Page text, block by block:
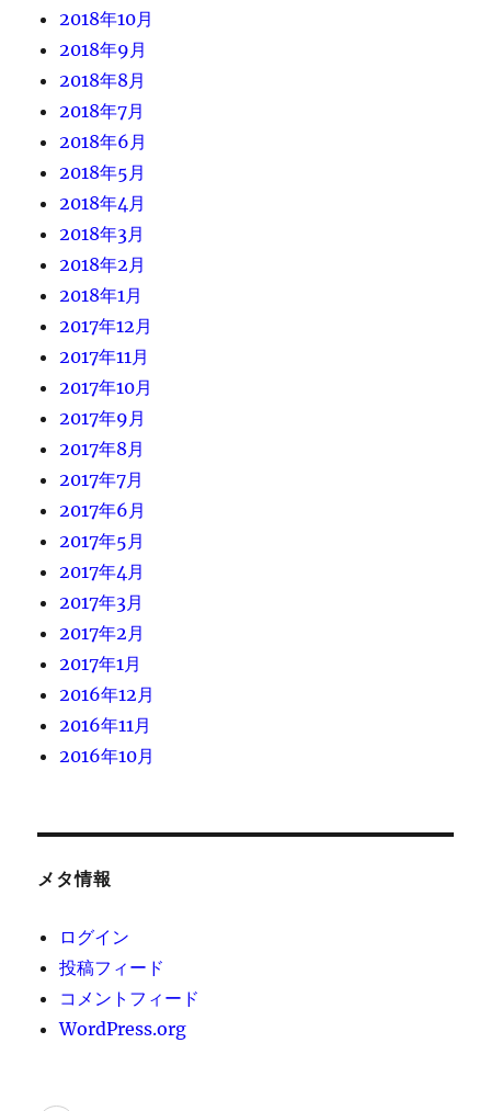
2018年10月
2018年9月
2018年8月
2018年7月
2018年6月
2018年5月
2018年4月
2018年3月
2018年2月
2018年1月
2017年12月
2017年11月
2017年10月
2017年9月
2017年8月
2017年7月
2017年6月
2017年5月
2017年4月
2017年3月
2017年2月
2017年1月
2016年12月
2016年11月
2016年10月
メタ情報
ログイン
投稿フィード
コメントフィード
WordPress.org